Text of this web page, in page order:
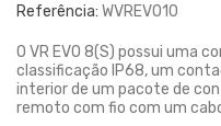
Referência: WVREVO10
O VR EVO 8(S) possui uma
classificação IP68, um
interior de um pacote de
remoto com fio com um